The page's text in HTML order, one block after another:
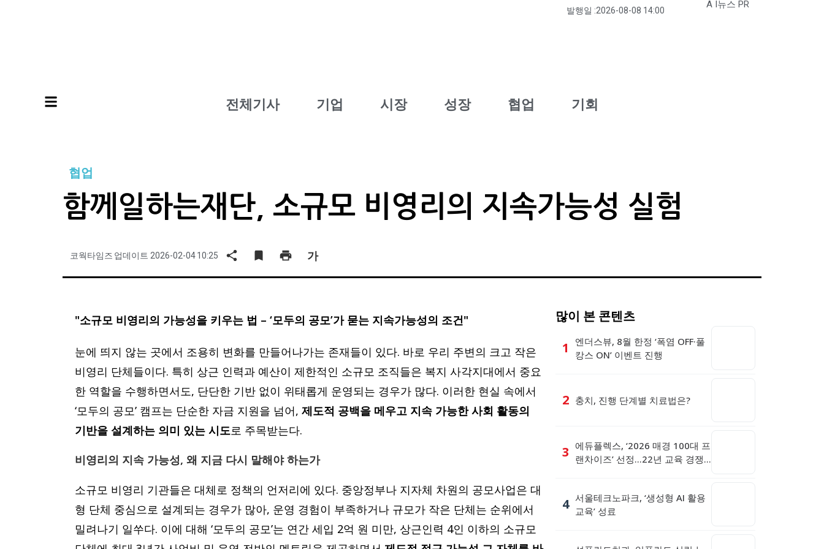
발행일 :2026-08-08 14:00
A I뉴스 PR
전체기사 기업 시장 성장 협업 기회
협업
함께일하는재단, 소규모 비영리의 지속가능성 실험
코웍타임즈 업데이트 2026-02-0410:25 가
"소규모 비영리의 가능성을 키우는 법 – ‘모두의 공모’가 묻는 지속가능성의 조건"
눈에 띄지 않는 곳에서 조용히 변화를 만들어나가는 존재들이 있다. 바로 우리 주변의 크고 작은
비영리 단체들이다. 특히 상근 인력과 예산이 제한적인 소규모 조직들은 복지 사각지대에서 중요
한 역할을 수행하면서도, 단단한 기반 없이 위태롭게 운영되는 경우가 많다. 이러한 현실 속에서
‘모두의 공모’ 캠프는 단순한 자금 지원을 넘어, 제도적 공백을 메우고 지속 가능한 사회 활동의
기반을 설계하는 의미 있는 시도로 주목받는다.
비영리의 지속 가능성, 왜 지금 다시 말해야 하는가
소규모 비영리 기관들은 대체로 정책의 언저리에 있다. 중앙정부나 지자체 차원의 공모사업은 대
형 단체 중심으로 설계되는 경우가 많아, 운영 경험이 부족하거나 규모가 작은 단체는 순위에서
밀려나기 일쑤다. 이에 대해 ‘모두의 공모’는 연간 세입 2억 원 미만, 상근인력 4인 이하의 소규모
많이 본 콘텐츠
1
엔더스뷰, 8월 한정 ‘폭염 OFF·풀
캉스 ON’ 이벤트 진행
2 충치, 진행 단계별 치료법은?
3 에듀플렉스, ‘2026 매경 100대 프
랜차이즈’ 선정…22년 교육 경쟁
4 서울테크노파크, ‘생성형 AI 활용
교육’ 성료